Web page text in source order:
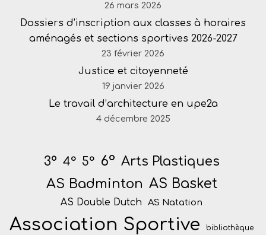
26 mars 2026
Dossiers d’inscription aux classes à horaires
aménagés et sections sportives 2026-2027
23 février 2026
Justice et citoyenneté
19 janvier 2026
Le travail d’architecture en upe2a
4 décembre 2025
3° 4° 5° 6° Arts Plastiques
AS Badminton AS Basket
AS Double Dutch AS Natation
Association Sportive bibliothèque